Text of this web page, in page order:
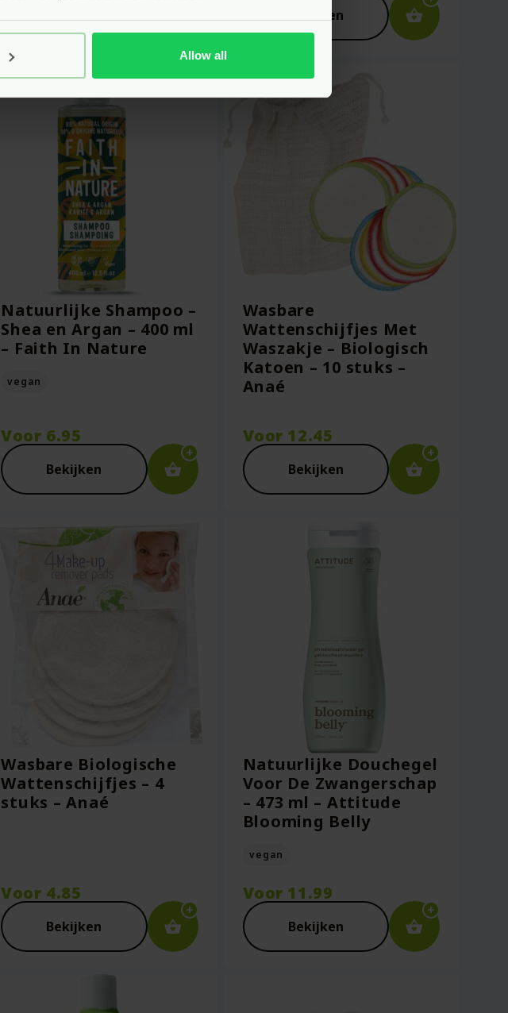
Allow all
Bekijken
Natuurlijke Shampoo –
Shea en Argan – 400 ml
– Faith In Nature
vegan
Voor 6.95
Bekijken
Wasbare
Wattenschijfjes Met
Waszakje – Biologisch
Katoen – 10 stuks –
Anaé
Voor 12.45
Bekijken
Wasbare Biologische
Wattenschijfjes – 4
stuks – Anaé
Voor 4.85
Bekijken
Natuurlijke Douchegel
Voor De Zwangerschap
– 473 ml – Attitude
Blooming Belly
vegan
Voor 11.99
Bekijken